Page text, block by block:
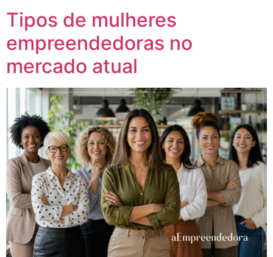
Tipos de mulheres
empreendedoras no
mercado atual